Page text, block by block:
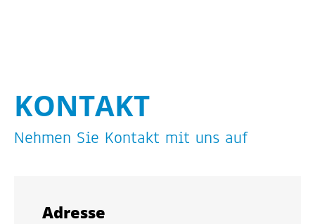
KON­TAKT
Neh­men Sie Kon­takt mit uns auf
Adres­se